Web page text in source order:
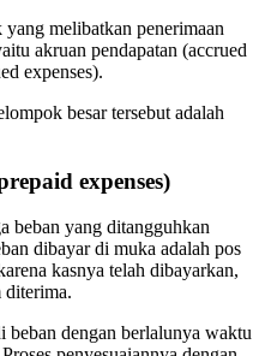
melibatkan penerimaan
akruan pendapatan (accrued
expenses).
besar tersebut adalah
expenses)
beban yang ditangguhkan
dibayar di muka adalah pos
kasnya telah dibayarkan,
diterima.
beban dengan berlalunya waktu